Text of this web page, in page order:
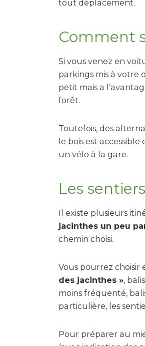
tout déplacement.
Comment
Si vous venez en
parkings mis à votre
petit mais a
forêt.
Toutefois, des
le bois est
un vélo à la gare.
Les
Il existe plusieurs
jacinthes un peu
chemin choisi.
Vous pourrez choisir
des jacinthes »,
moins fréquenté,
particulière, les
Pour préparer au